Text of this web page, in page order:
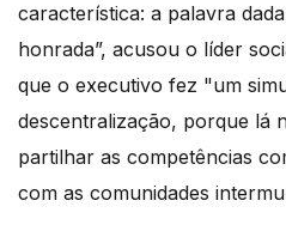
característica: a palavra
honrada”, acusou o líder
que o executivo fez "um
descentralização, porque lá
partilhar as competências
com as comunidades